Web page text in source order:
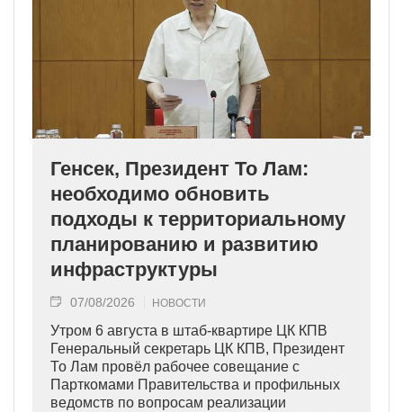
Генсек, Президент То Лам:
необходимо обновить
подходы к территориальному
планированию и развитию
инфраструктуры
07/08/2026 НОВОСТИ
Утром 6 августа в штаб-квартире ЦК КПВ
Генеральный секретарь ЦК КПВ, Президент
То Лам провёл рабочее совещание с
Парткомами Правительства и профильных
ведомств по вопросам реализации